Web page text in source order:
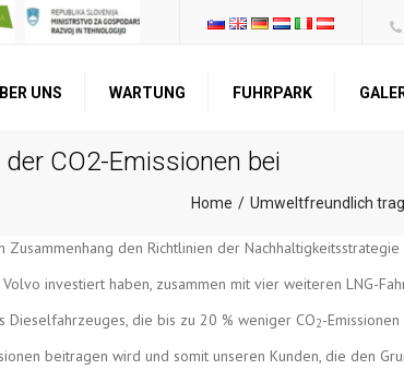
UNS WARTUNG
DIENSTLEISTUNGEN
FUHRPARK
CO2-Emissionen bei
Home Umweltfreundlich
den Richtlinien der
investiert haben, zusammen mit vier weiteren LNG-
Dieselfahrzeuges, die bis zu 20 % weniger CO2-
beitragen wird und somit unseren Kunden, die den